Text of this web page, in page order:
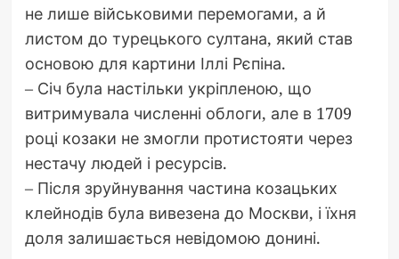
не лише військовими перемогами, а й
листом до турецького султана, який став
основою для картини Іллі Рєпіна.
– Січ була настільки укріпленою, що
витримувала численні облоги, але в 1709
році козаки не змогли протистояти через
нестачу людей і ресурсів.
– Після зруйнування частина козацьких
клейнодів була вивезена до Москви, і їхня
доля залишається невідомою донині.